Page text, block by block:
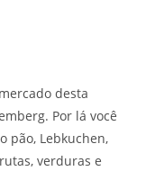
desta
Por lá você
pão, Lebkuchen,
verduras e